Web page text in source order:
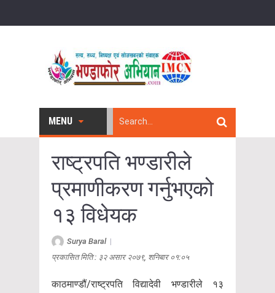
MENU
राष्ट्रपति भण्डारीले
प्रमाणीकरण गर्नुभएको
१३ विधेयक
Surya Baral|
प्रकासित मिति : ३२ असार २०७९, शनिबार ०१:०५
काठमाण्डौं/राष्ट्रपति विद्यादेवी भण्डारीले १३